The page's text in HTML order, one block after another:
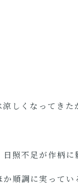
しくなってき
照不足が作柄
順調に実って